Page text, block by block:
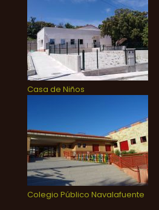
Casa de Niños
Colegio Público Navalafuente